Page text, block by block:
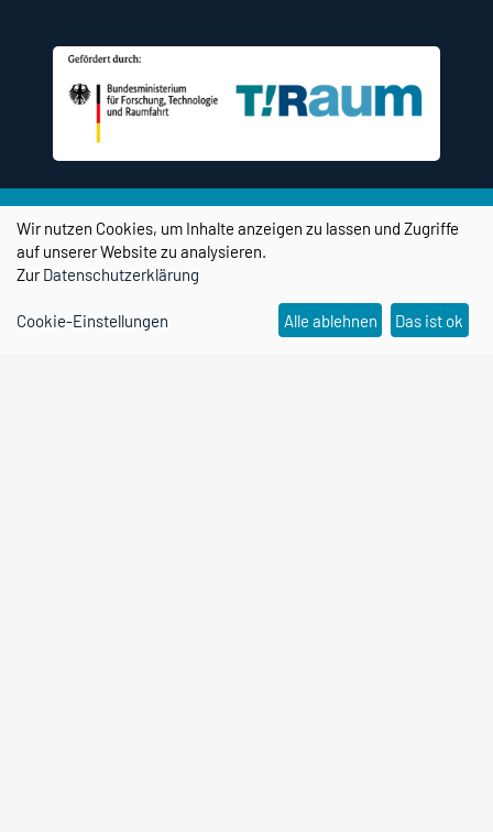
Social Media Kanäle
Wir nutzen Cookies, um Inhalte anzeigen zu lassen und Zugriffe
auf unserer Website zu analysieren.
ZurDatenschutzerklärung
Cookie-Einstellungen Alle ablehnen Das ist ok